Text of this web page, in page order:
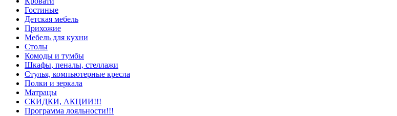
Гостиные
Детская мебель
Прихожие
Мебель для кухни
Столы
Комоды и тумбы
Шкафы, пеналы, стеллажи
Стулья, компьютерные кресла
Полки и зеркала
Матрацы
СКИДКИ, АКЦИИ!!!
Программа лояльности!!!